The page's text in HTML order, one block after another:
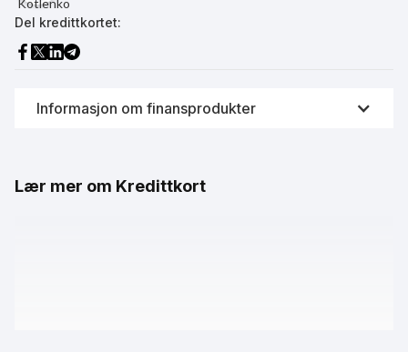
Del kredittkortet:
Informasjon om finansprodukter
Derfor samarbeider Fornye.no sammen med
Lær mer om Kredittkort